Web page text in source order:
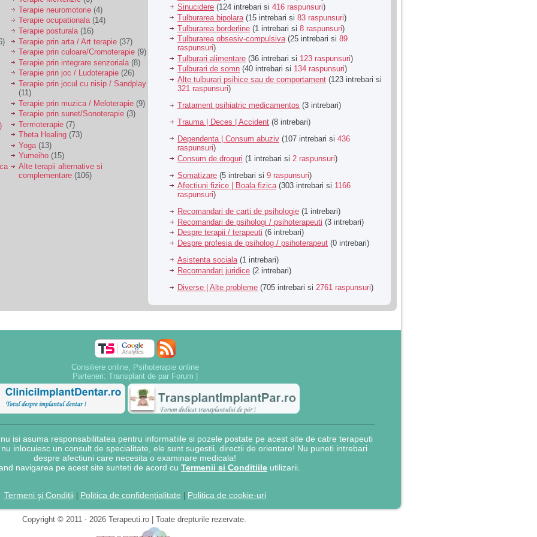
Terapie neuromotorie (4)
Terapie ocupationala(14)
Terapie posturala (16)
Terapie prin arta / Art terapie (37)
Terapie prin culoare/Cromoterapie (9)
Terapie prin integrare senzoriala (8)
Terapie prin joc / Ludoterapie (26)
Terapie prin jocul cu nisip / Sandplay
(11)
Terapie prin muzica / Meloterapie (9)
Terapie prin sunet/Sonoterapie (3)
Termoterapie (7)
Theta Healing (73)
Yoga (13)
Yumeiho (15)
Alte terapii alternative si
complementare (106)
Sinucidere (124 intrebari si 416 raspunsuri)
Tulburarea bipolara(15 intrebari si 83 raspunsuri)
Tulburarea borderline (1 intrebari si 8 raspunsuri)
Tulburarea obsesiv-compulsiva(25 intrebari si 89
raspunsuri)
Tulburari alimentare (36 intrebari si 123 raspunsuri)
Tulburari de somn (40 intrebari si 134 raspunsuri)
Alte tulburari psihice sau de comportament (123 intrebari si
321 raspunsuri)
Tratament psihiatric medicamentos (3 intrebari)
Trauma | Deces | Accident (8 intrebari)
Dependenta | Consum abuziv (107 intrebari si 436
raspunsuri)
Consum de droguri (1 intrebari si 2 raspunsuri)
Somatizare (5 intrebari si 9 raspunsuri)
Afectiuni fizice | Boala fizica(303 intrebari si 1166
raspunsuri)
Recomandari de carti de psihologie (1 intrebari)
Recomandari de psihologi / psihoterapeuti (3 intrebari)
Despre terapii / terapeuti (6 intrebari)
Despre profesia de psiholog / psihoterapeut (0 intrebari)
Asistenta sociala (1 intrebari)
Recomandari juridice (2 intrebari)
Diverse | Alte probleme (705 intrebari si 2761 raspunsuri)
Consiliere online, Psihoterapie online
Parteneri: Transplant de par Forum
isi asuma responsabilitatea pentru informatiile si pozele postate pe acest site de catre terapeuti
inlocuiesc un consult de specialitate, ele sunt sugestii, directii de orientare! Nu puneti intrebari
despre afectiuni care necesita o examinare medicala!
navigarea pe acest site sunteti de acord cu Termenii si Conditiile utilizarii.
Termeni şi Condiții| Politica de confidențialitate Politica de cookie-uri
Copyright © 2011 - 2026 Terapeuti.ro | Toate drepturile rezervate.